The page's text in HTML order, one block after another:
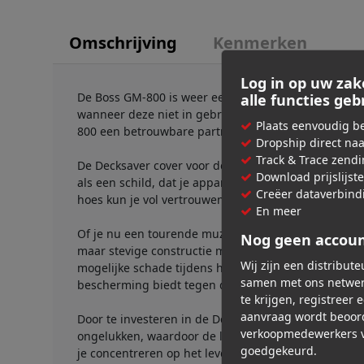
Omschrijving Kenmerken
De Boss GM-800 is weer een fantastisch
wanneer deze niet in gebruik is, hebben we een
800 een betrouwbare partner blijft, zowel op het
De Decksaver cover voor de BOSS GM-800 is
als een schild, dat je apparaat beschermt tegen
hoes kun je vol vertrouwen optreden, wetende dat
Of je nu een tourende muzikant, een optredende
maar stevige constructie maakt hem ideaal voor
mogelijke schade tijdens het vervoer. Bovendien
bescherming biedt tegen dagelijkse slijtage.
Door te investeren in de Decksaver hoes, investeer
ongelukken, waardoor de levensduur van je
je concentreren op het leveren van uitzonderlijke
Log in op uw
alle functies
Plaats eenvoudig
Dropship direct
Track & Trace
Download
Creëer
En meer
Nog geen
Wij zijn een
samen met ons
te krijgen, registreer
aanvraag wordt
verkoopmedewerkers
goedgekeurd.